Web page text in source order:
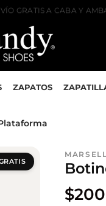
GRATIS A CABA Y
ZAPATOS
$